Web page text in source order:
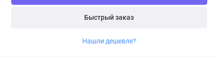
Быстрый заказ
Нашли дешевле?